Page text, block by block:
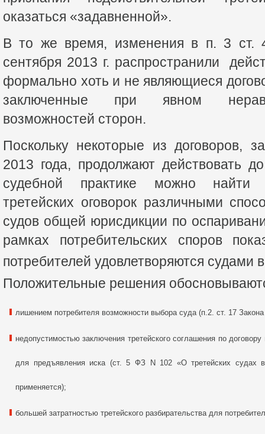
оказаться «задавненной».
В то же время, изменения в п. 3
сентября 2013 г. распространили
формально хоть и не являющиеся
заключенные при явном
возможностей сторон.
Поскольку некоторые из договоров,
2013 года, продолжают действовать
судебной практике можно найти
третейских оговорок различными
судов общей юрисдикции по
рамках потребительских споров
потребителей удовлетворяются судами
Положительные решения
лишением потребителя возможности выбора суда (п.2. ст. 17
недопустимостью заключения третейского соглашения по
для предъявления иска (ст. 5 ФЗ N 102 «О третейских судах
применяется);
большей затратностью третейского разбирательства для